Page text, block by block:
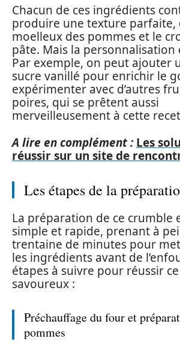
Chacun de ces ingrédients
produire une texture parfaite,
moelleux des pommes et le
pâte. Mais la personnalisation
Par exemple, on peut ajouter
sucre vanillé pour enrichir le
expérimenter avec d’autres
poires, qui se prêtent aussi
merveilleusement à cette
A lire en complément : Les
réussir sur un site de
Les étapes de la
La préparation de ce crumble
simple et rapide, prenant à
trentaine de minutes pour
les ingrédients avant de
étapes à suivre pour réussir
savoureux :
Préchauffage du four et
pommes